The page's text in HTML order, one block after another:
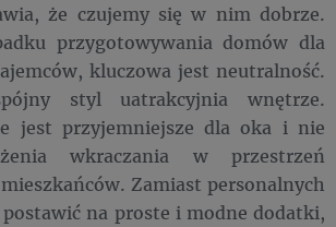
że czujemy się w nim dobrze.
przygotowywania domów dla
kluczowa jest neutralność.
styl uatrakcyjnia wnętrze.
jest przyjemniejsze dla oka i nie
wkraczania w przestrzeń
Zamiast personalnych
na proste i modne dodatki,